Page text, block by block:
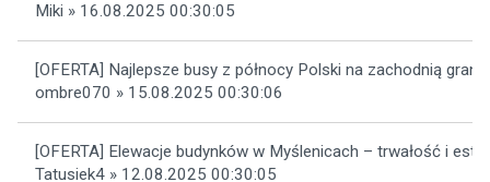
Miki » 16.08.2025 00:30:05
[OFERTA] Najlepsze busy z północy Polski na zachodnią
ombre070 » 15.08.2025 00:30:06
[OFERTA] Elewacje budynków w Myślenicach – trwałość i
Tatusiek4 » 12.08.2025 00:30:05